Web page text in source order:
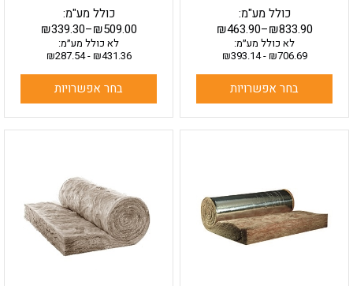
₪463.90–₪833.90
כולל מע"מ:
לא כולל מע״מ:
₪706.69
-
₪393.14
בחר אפשרויות
₪339.30–₪509.00
כולל מע"מ:
לא כולל מע״מ:
₪431.36
-
₪287.54
בחר אפשרויות
מספר
סוגים.
ניתן
לבחור
מספר
סוגים.
ניתן
לבחור
את